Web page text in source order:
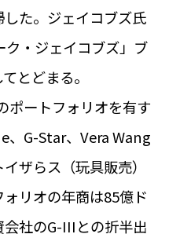
タで読み解くフランス
いざという時に
サステナブル
ィー
#コスメ
#フロマージュ
#おでかけ
た。ジェイコブズ氏
ク・ジェイコブズ」ブ
とどまる。
ポートフォリオを有す
、G-Star、Vera Wang
ザらス（玩具販売）
リオの年商は85億ド
社のG-IIIとの折半出